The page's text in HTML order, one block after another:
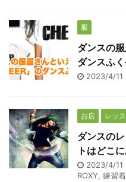
服
ダンスの
ダンスふ
2023/4/11
お店 レッ
ダンスの
トはどこ
2023/4/11
ROXY, 練習着